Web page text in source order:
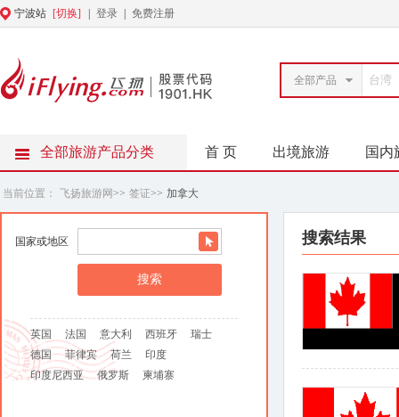
宁波站 [切换] 登录 免费注册
全部产品
全部旅游产品分类 首 页 出境旅游 国内
当前位置： 飞扬旅游网>> 签证>> 加拿大
国家或地区
英国 法国 意大利 西班牙
瑞士
德国
菲律宾 荷兰
印度
印度尼西亚
俄罗斯 柬埔寨
搜索结果